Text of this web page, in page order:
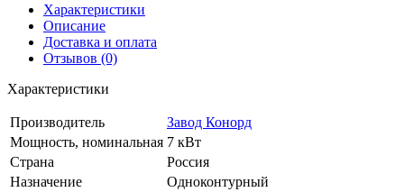
Характеристики
Описание
Доставка и оплата
Отзывов (0)
Характеристики
Производитель
Завод Конорд
Мощность, номинальная 7 кВт
Страна
Россия
Назначение
Одноконтурный